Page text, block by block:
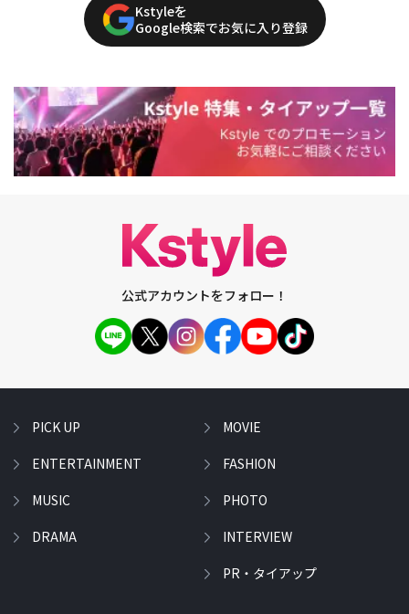
Kstyleを
Google検索でお気に入り登録
公式アカウントをフォロー！
PICK UP
ENTERTAINMENT
MUSIC
DRAMA
MOVIE
FASHION
PHOTO
INTERVIEW
PR・タイアップ